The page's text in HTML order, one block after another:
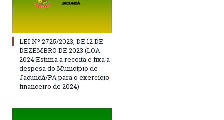
LEI Nº 2725/2023, DE 12 DE
DEZEMBRO DE 2023 (LOA
2024 Estima a receita e fixa a
despesa do Município de
Jacundá/PA para o exercício
financeiro de 2024)